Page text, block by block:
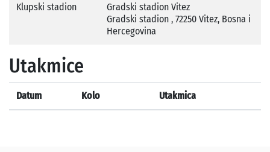
Klupski stadion
Gradski stadion Vitez
Gradski stadion , 72250 Vitez, Bosna i
Hercegovina
Utakmice
Datum Kolo Utakmica